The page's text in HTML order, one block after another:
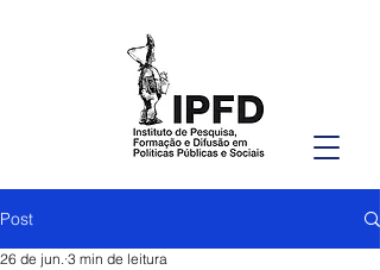
Post
26 de jun. 3 min de leitura